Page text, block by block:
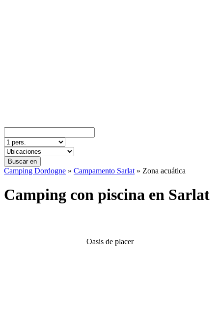
Buscar en
Camping Dordogne » Campamento Sarlat » Zona acuática
Camping con piscina en Sarlat
Oasis de placer